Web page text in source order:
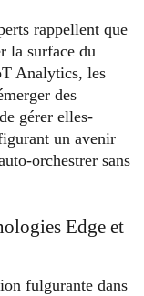
rappellent que
la surface du
Analytics, les
des
gérer elles-
un avenir
orchestrer sans
Edge et
fulgurante dans